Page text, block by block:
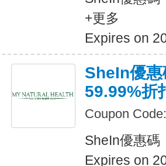
+更多
Expires on
SheIn優
59.99%折
Coupon Code:
SheIn優惠碼
Expires on